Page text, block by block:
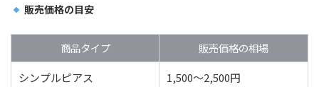
販売価格の目安
商品タイプ
販売価格の相場
シンプルピアス
1,500〜2,500円